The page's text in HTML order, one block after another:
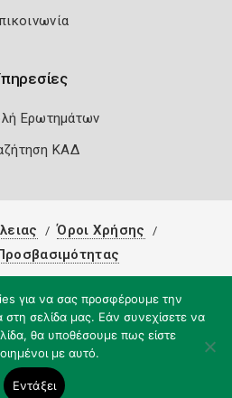
Ερωτημάτων
ΚΑΔ
Όροι Χρήσης
για να σας προσφέρουμε την
στη σελίδα μας. Εάν συνεχίσετε να
θα υποθέσουμε πως είστε
με αυτό.
Εντάξει